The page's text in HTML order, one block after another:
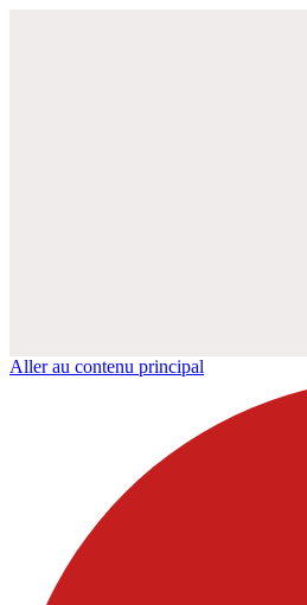
Aller au contenu principal